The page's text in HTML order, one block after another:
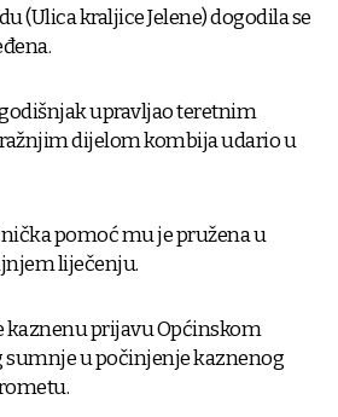
(Ulica kraljice Jelene) dogodila se
upravljao teretnim
dijelom kombija udario u
pomoć mu je pružena u
liječenju.
prijavu Općinskom
u počinjenje kaznenog